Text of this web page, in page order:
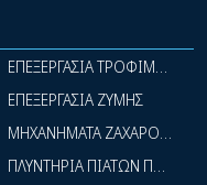
ΕΠΕΞΕΡΓΑΣΙΑ ΤΡΟΦΙΜΩΝ
ΕΠΕΞΕΡΓΑΣΙΑ ΖΥΜΗΣ
ΜΗΧΑΝΗΜΑΤΑ
ΠΛΥΝΤΗΡΙΑ ΠΙΑΤΩΝ